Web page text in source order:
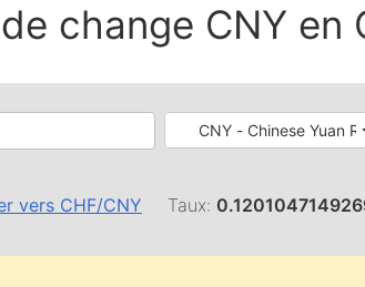
change CNY en
CNY - Chinese Yuan
vers CHF/CNY Taux: